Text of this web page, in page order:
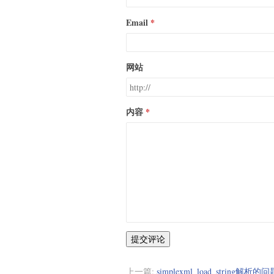
Email
网站
内容
提交评论
上一篇: simplexml_load_string解析的问